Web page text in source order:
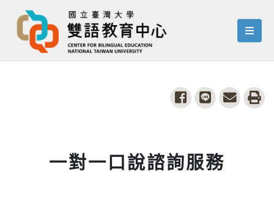
menu
share to facebook
share to line
share to
一對一口說諮詢服務